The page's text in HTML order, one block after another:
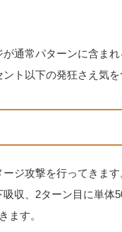
通常パターンに含ま
ト以下の発狂さえ気
ジ攻撃を行ってきま
収、2ターン目に単
ます。